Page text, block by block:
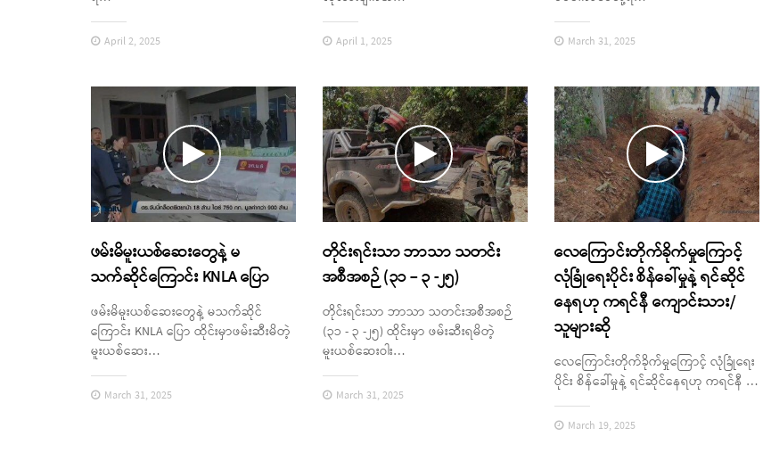
April 2, 2025 April 1, 2025 March 31, 2025
ဖမ်းမိမူးယစ်ဆေးတွေနဲ့ မ
သက်ဆိုင်ကြောင်း KNLA ပြော
ဖမ်းမိမူးယစ်ဆေးတွေနဲ့ မသက်ဆိုင်
ကြောင်း KNLA ပြော ထိုင်းမှာဖမ်းဆီးမိတဲ့
မူးယစ်ဆေး…
March 31, 2025
တိုင်းရင်းသာ ဘာသာ သတင်း
အစီအစဉ် (၃၁ – ၃ -၂၅)
တိုင်းရင်းသာ ဘာသာ သတင်းအစီအစဉ်
(၃၁ - ၃ -၂၅) ထိုင်းမှာ ဖမ်းဆီးရမိတဲ့
မူးယစ်ဆေးဝါး…
March 31, 2025
လေကြောင်းတိုက်ခိုက်မှုကြောင့်
လုံခြုံရေးပိုင်း စိန်ခေါ်မှုနဲ့ ရင်ဆိုင်
နေရဟု ကရင်နီ ကျောင်းသား/
သူများဆို
လေကြောင်းတိုက်ခိုက်မှုကြောင့် လုံခြုံရေး
ပိုင်း စိန်ခေါ်မှုနဲ့ ရင်ဆိုင်နေရဟု ကရင်နီ …
March 19, 2025